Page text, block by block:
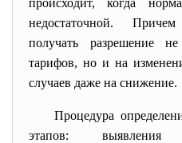
происходит, когда
недостаточной.
получать разрешение
тарифов, но и на
случаев даже на снижение.
Процедура
этапов: выявления